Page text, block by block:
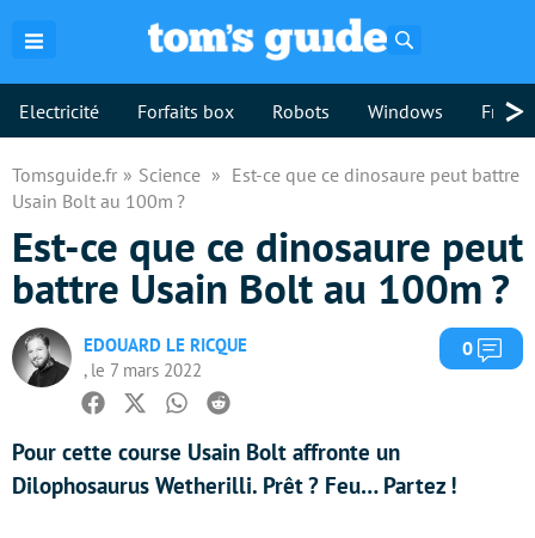
Electricité Forfaits box Robots Windows >
Tomsguide.fr Science
Est-ce que ce dinosaure peut battre
Usain Bolt au 100m ?
Est-ce que ce dinosaure peut
battre Usain Bolt au 100m ?
EDOUARD LE RICQUE
, le 7 mars 2022
0
Facebook
TwitterWhatsapp
Reddit
Pour cette course Usain Bolt affronte un
Dilophosaurus Wetherilli. Prêt ? Feu… Partez !